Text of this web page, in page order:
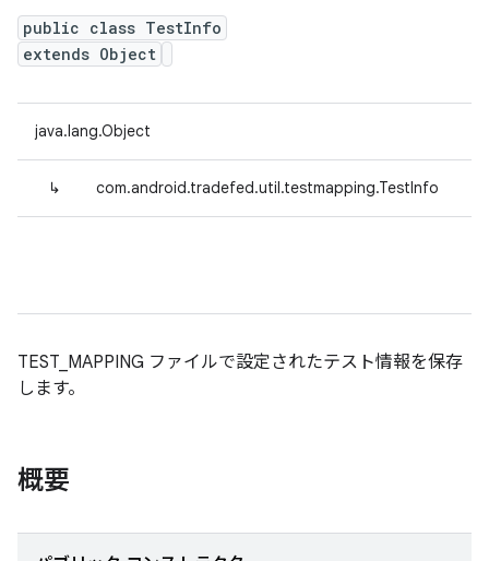
public class TestInfo
extends Object
java.lang.Object
↳ com.android.tradefed.util.testmapping.TestInfo
TEST_MAPPING ファイルで設定されたテスト情報を保存
します。
概要